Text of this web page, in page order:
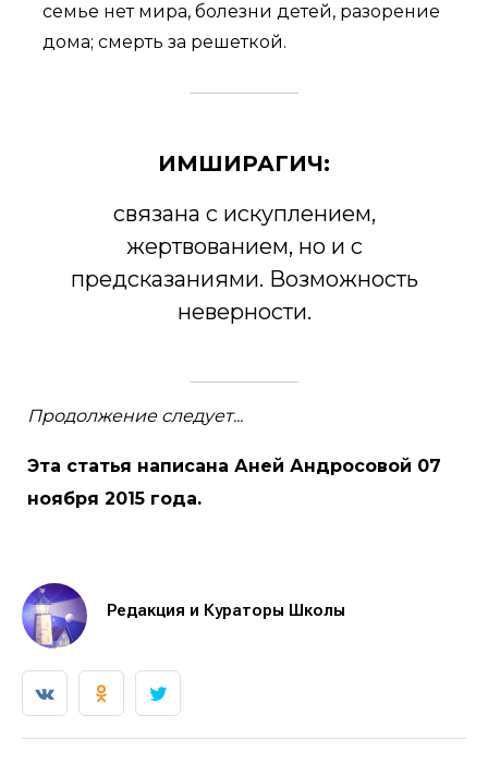
семье нет мира, болезни детей, разорение
дома; смерть за решеткой.
ИМШИРАГИЧ:
связана с искуплением,
жертвованием, но и с
предсказаниями. Возможность
неверности.
Продолжение следует...
Эта статья написана Аней Андросовой 07
ноября 2015 года.
Редакция и Кураторы Школы